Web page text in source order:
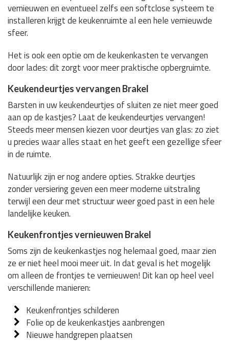
vernieuwen en eventueel zelfs een softclose systeem te
installeren krijgt de keukenruimte al een hele vernieuwde
sfeer.
Het is ook een optie om de keukenkasten te vervangen
door lades: dit zorgt voor meer praktische opbergruimte.
Keukendeurtjes vervangen Brakel
Barsten in uw keukendeurtjes of sluiten ze niet meer goed
aan op de kastjes? Laat de keukendeurtjes vervangen!
Steeds meer mensen kiezen voor deurtjes van glas: zo ziet
u precies waar alles staat en het geeft een gezellige sfeer
in de ruimte.
Natuurlijk zijn er nog andere opties. Strakke deurtjes
zonder versiering geven een meer moderne uitstraling
terwijl een deur met structuur weer goed past in een hele
landelijke keuken.
Keukenfrontjes vernieuwen Brakel
Soms zijn de keukenkastjes nog helemaal goed, maar zien
ze er niet heel mooi meer uit. In dat geval is het mogelijk
om alleen de frontjes te vernieuwen! Dit kan op heel veel
verschillende manieren:
Keukenfrontjes schilderen
Folie op de keukenkastjes aanbrengen
Nieuwe handgrepen plaatsen